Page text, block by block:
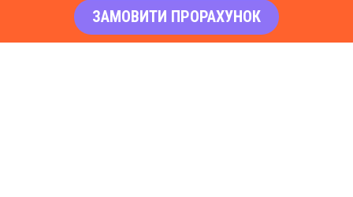
ЗАМОВИТИ ПРОРАХУНОК